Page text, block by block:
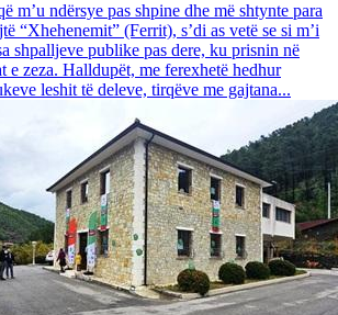
m’u ndërsye pas shpine dhe më shtynte para
“Xhehenemit” (Ferrit), s’di as vetë se si m’i
shpalljeve publike pas dere, ku prisnin në
e zeza. Halldupët, me ferexhetë hedhur
leshit të deleve, tirqëve me gajtana...